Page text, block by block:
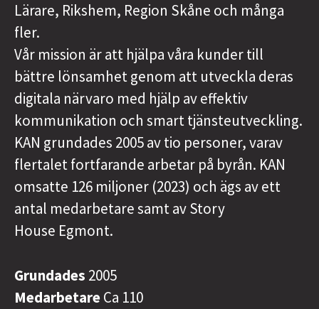
Lärare, Rikshem, Region Skåne och många
fler.
Vår mission är att hjälpa våra kunder till
bättre lönsamhet genom att utveckla deras
digitala närvaro med hjälp av effektiv
kommunikation och smart tjänsteutveckling.
KAN grundades 2005 av tio personer, varav
flertalet fortfarande arbetar på byrån. KAN
omsatte 126 miljoner (2023) och ägs av ett
antal medarbetare samt av Story
House Egmont.
Grundades 2005
MedarbetareCa 110